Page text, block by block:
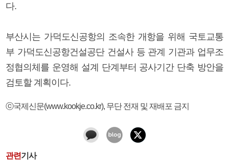
다.
부산시는 가덕도신공항의 조속한 개항을 위해 국토교통
부 가덕도신공항건설공단 건설사 등 관계 기관과 업무조
정협의체를 운영해 설계 단계부터 공사기간 단축 방안을
검토할 계획이다.
ⓒ국제신문(www.kookje.co.kr), 무단 전재 및 재배포 금지
관련기사